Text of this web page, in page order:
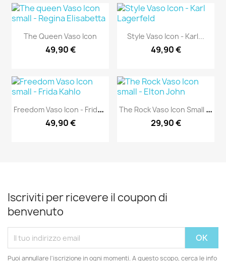
The Queen Vaso Icon
49,90 €
Style Vaso Icon - Karl...
49,90 €
F
Reedom Vaso Icon - Frida...
49,90 €
T
He Rock Vaso Icon Small -...
29,90 €
Iscriviti per ricevere il coupon di
benvenuto
Puoi annullare l'iscrizione in ogni momenti. A questo scopo, cerca le info